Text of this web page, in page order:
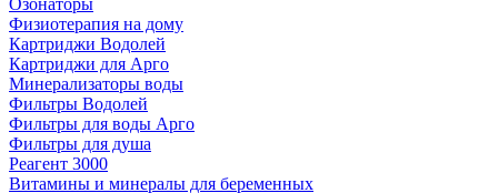
Озонаторы
Физиотерапия на дому
Картриджи Водолей
Картриджи для Арго
Минерализаторы воды
Фильтры Водолей
Фильтры для воды Арго
Фильтры для душа
Реагент 3000
Витамины и минералы для беременных